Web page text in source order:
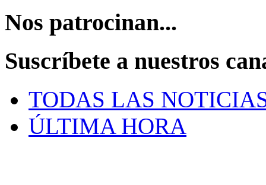
Nos patrocinan...
Suscríbete a nuestros
TODAS LAS
ÚLTIMA HORA